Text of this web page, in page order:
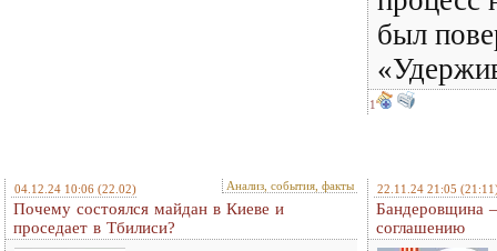
был
1
04.12.24 10:06 (22.02) Анализ, события, факты
Почему состоялся майдан в Киеве и
проседает в Тбилиси?
22.11.24 21:05
Бандеровщина –
соглашению